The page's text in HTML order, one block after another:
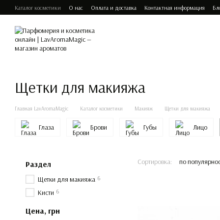
Перейти к основному контенту
Каталог косметики О нас Оплата и доставка Контактная информация
Щетки для макияжа
Главная LavAromaMagic Каталог косметики Макияж Щетки для макияжа
Глаза Брови Губы Лицо
Сортировка: по
Раздел
Щетки для макияжа 6
Кисти 6
Цена, грн